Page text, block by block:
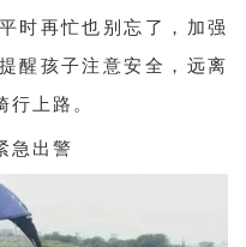
时再忙也别忘了，加强
醒孩子注意安全，远离
上路。
急出警